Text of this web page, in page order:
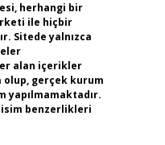
herhangi bir
ile hiçbir
Sitede yalnızca
alan içerikler
gerçek kurum
yapılmamaktadır.
benzerlikleri